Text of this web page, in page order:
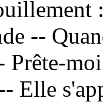
--
Prête-
Elle